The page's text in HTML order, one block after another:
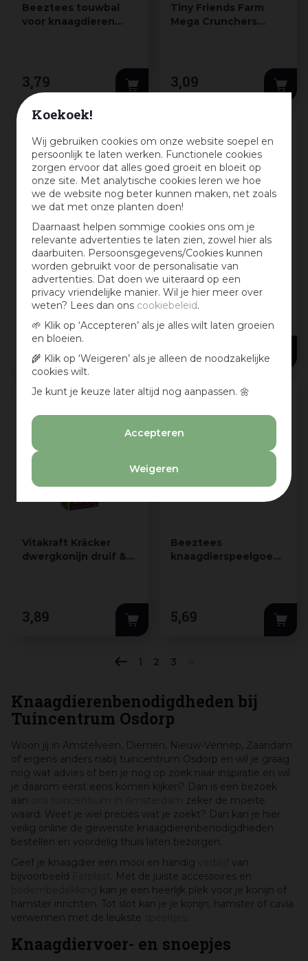
Koekoek!
Wij gebruiken cookies om onze website soepel en
persoonlijk te laten werken. Functionele cookies
zorgen ervoor dat alles goed groeit en bloeit op
onze site. Met analytische cookies leren we hoe
we de website nog beter kunnen maken, net zoals
we dat met onze planten doen!
Daarnaast helpen sommige cookies ons om je
relevante advertenties te laten zien, zowel hier als
daarbuiten. Persoonsgegevens/Cookies kunnen
worden gebruikt voor de personalisatie van
advertenties. Dat doen we uiteraard op een
privacy vriendelijke manier. Wil je hier meer over
weten? Lees dan ons cookiebeleid.
🌱 Klik op ‘Accepteren’ als je alles wilt laten groeien
en bloeien.
🌾 Klik op ‘Weigeren’ als je alleen de noodzakelijke
cookies wilt.
Je kunt je keuze later altijd nog aanpassen. 🌼
Accepteren
Weigeren
Beeztees touwbal
voor knaagdieren
3,79
Tiny Friends Farm
Mega Crunchers
3,09
Beeztees voederbal
knaagdier metaal
12x12x29cm zilver
Vitakraft Frutti &
Corn vruchtenreep
knaagdiersnack 20g
Vitakraft Kräcker
dwergkonijn druif &
3,89
Beeztees
knaagdierspeelgoed
5,69
1 2 3
Knaagdierenbenodigdheden bij
Tuincentrum Osdorp
Woon jij in Amstelveen, Diemen, Nieuw-Vennep, Zaandam
of ergens anders nabij tuincentrum Osdorp en wil je graag
nog wat advies of ben je nog op zoek naar inspiratie en wil
je daarom eerst eens komen kijken? Dan is een bezoek
aan
zeker de moeite
waard. Weet je wel precies wat je zoekt? Dan kan je hier
veilig online de gewenste knaagdierenbenodigdheden
bestellen en voordelig thuis laten bezorgen.
Geef je knaagdier een mooi en handig
van
bijvoorbeeld
. Met de juiste accessoires en
kan je een heerlijk plek voor je konijn of
hamster inrichten. Tot slot kan je je konijn, hamster of cavia
verwennen met de leukste
Knaagdiervoer- en snoepjes